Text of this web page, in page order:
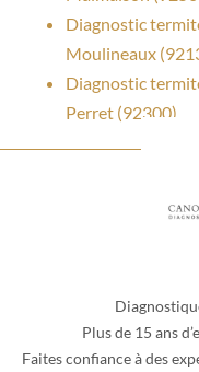
Diagnostic
Moulineaux
Diagnostic
Perret (92300)
Plus de 15 ans
Faites confiance à des